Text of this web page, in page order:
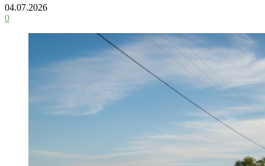
04.07.2026
0